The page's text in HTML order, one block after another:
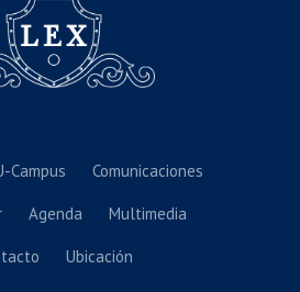
Campus Comunicaciones
Agenda Multimedia
Ubicación